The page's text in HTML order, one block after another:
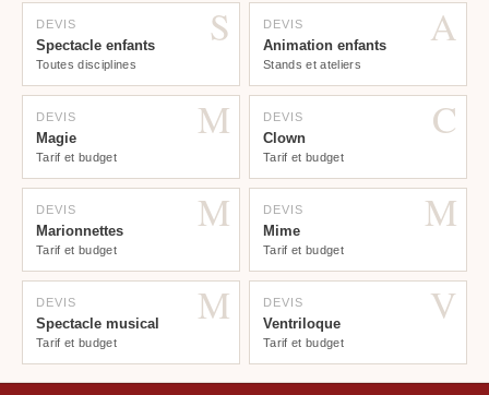
S
DEVIS
Spectacle enfants
Toutes disciplines
A
DEVIS
Animation enfants
Stands et ateliers
M
DEVIS
Magie
Tarif et budget
C
DEVIS
Clown
Tarif et budget
M
DEVIS
Marionnettes
Tarif et budget
M
DEVIS
Mime
Tarif et budget
M
DEVIS
Spectacle musical
Tarif et budget
V
DEVIS
Ventriloque
Tarif et budget